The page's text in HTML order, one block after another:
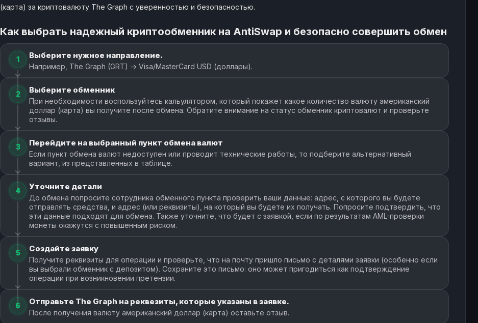
(карта) за криптовалюту The Graph с уверенностью и безопасностью.
Как выбрать надежный криптообменник на AntiSwap и безопасно совершить обмен
1 Выберите нужное направление.
Например, The Graph (GRT) → Visa/MasterCard USD (доллары).
2 Выберите обменник
При необходимости воспользуйтесь кальулятором, который покажет какое количество валюту американский
доллар (карта) вы получите после обмена. Обратите внимание на статус обменник криптовалют и проверьте
отзывы.
3 Перейдите на выбранный пункт обмена валют
Если пункт обмена валют недоступен или проводит технические работы, то подберите альтернативный
вариант, из представленных в таблице.
4 Уточните детали
До обмена попросите сотрудника обменного пункта проверить ваши данные: адрес, с которого вы будете
отправлять средства, и адрес (или реквизиты), на который вы будете их получать. Попросите подтвердить, что
эти данные подходят для обмена. Также уточните, что будет с заявкой, если по результатам AML-проверки
монеты окажутся с повышенным риском.
5 Создайте заявку
Получите реквизиты для операции и проверьте, что на почту пришло письмо с деталями заявки (особенно если
вы выбрали обменник с депозитом). Сохраните это письмо: оно может пригодиться как подтверждение
операции при возникновении претензии.
6 Отправьте The Graph на реквезиты, которые указаны в заявке.
После получения валюту американский доллар (карта) оставьте отзыв.